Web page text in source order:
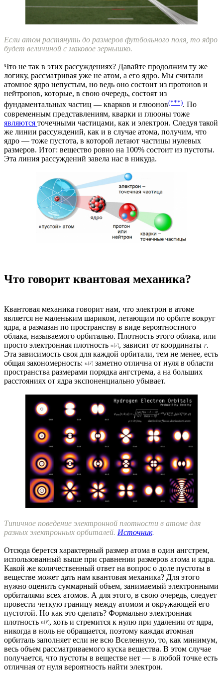
Если атом растянуть до размеров футбольного поля, то ядро
будет величиной с маковое зернышко.
Что не так в этих рассуждениях? Давайте продолжим ту же
логику, рассматривая уже не атом, а его ядро. Мы считали
атомное ядро непустым, но ведь оно состоит из протонов и
нейтронов, которые, в свою очередь, состоят из
фундаментальных частиц — кварков и глюонов(***). По
современным представлениям, кварки и глюоны тоже
являются точечными частицами, как и электрон. Следуя такой
же линии рассуждений, как и в случае атома, получим, что
ядро — тоже пустота, в которой летают частицы нулевых
размеров. Итог: вещество ровно на 100% состоит из пустоты.
Эта линия рассуждений завела нас в никуда.
Что говорит квантовая механика?
Квантовая механика говорит нам, что электрон в атоме
является не маленьким шариком, летающим по орбите вокруг
ядра, а размазан по пространству в виде вероятностного
облака, называемого орбиталью. Плотность этого облака, или
просто электронная плотность
, зависит от координаты .
Эта зависимость своя для каждой орбитали, тем не менее, есть
общая закономерность:
заметно отлична от нуля в области
пространства размерами порядка ангстрема, а на больших
расстояниях от ядра экспоненциально убывает.
Типичное поведение электронной плотности в атоме для
разных электронных орбиталей. Источник.
Отсюда берется характерный размер атома в один ангстрем,
использованный выше при сравнении размеров атома и ядра.
Какой же количественный ответ на вопрос о доле пустоты в
веществе может дать нам квантовая механика? Для этого
нужно оценить суммарный объем, занимаемый электронными
орбиталями всех атомов. А для этого, в свою очередь, следует
провести четкую границу между атомом и окружающей его
пустотой. Но как это сделать? Формально электронная
плотность
, хоть и стремится к нулю при удалении от ядра,
никогда в ноль не обращается, поэтому каждая атомная
орбиталь заполняет если не всю Вселенную, то, как минимум,
весь объем рассматриваемого куска вещества. В этом случае
получается, что пустоты в веществе нет — в любой точке есть
отличная от нуля вероятность найти электрон.